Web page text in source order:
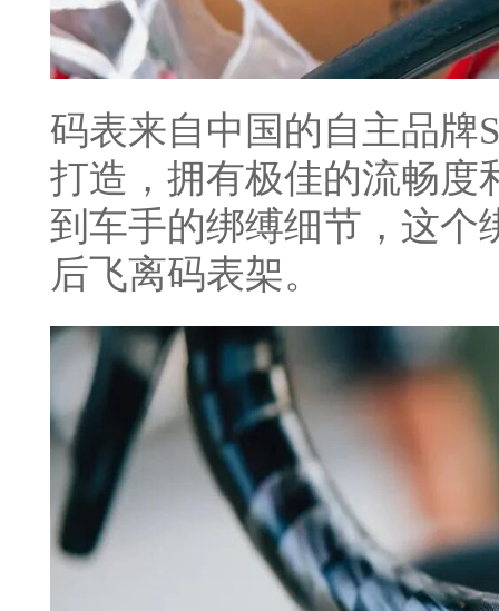
码表来自中国的自主品牌
打造，拥有极佳的流畅度
到车手的绑缚细节，这个
后飞离码表架。